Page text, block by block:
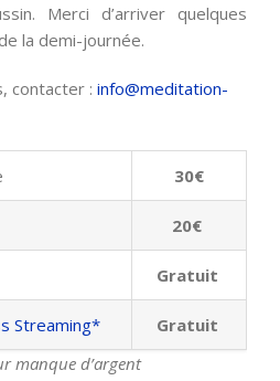
Merci d’arriver quelques
la demi-journée.
contacter : info@meditation-
30€
20€
Gratuit
Streaming*
Gratuit
manque d’argent